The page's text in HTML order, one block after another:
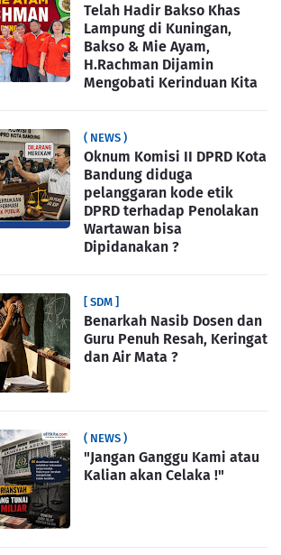
Telah Hadir Bakso Khas
Lampung di Kuningan,
Bakso & Mie Ayam,
H.Rachman Dijamin
Mengobati Kerinduan Kita
( NEWS )
Oknum Komisi II DPRD Kota
Bandung diduga
pelanggaran kode etik
DPRD terhadap Penolakan
Wartawan bisa
Dipidanakan ?
[ SDM ]
Benarkah Nasib Dosen dan
Guru Penuh Resah, Keringat
dan Air Mata ?
( NEWS )
"Jangan Ganggu Kami atau
Kalian akan Celaka !"